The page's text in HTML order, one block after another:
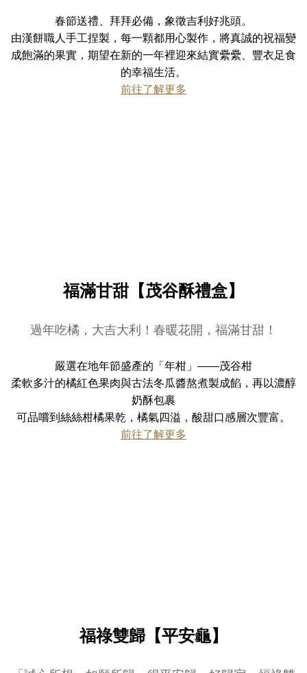
春節送禮、拜拜必備，象徵吉利好兆頭。
由漢餅職人手工捏製，每一顆都用心製作，將真誠的祝福變
成飽滿的果實，期望在新的一年裡迎來結實纍纍、豐衣足食
的幸福生活。
前往了解更多
福滿甘甜【茂谷酥禮盒】
過年吃橘，大吉大利！春暖花開，福滿甘甜！
嚴選在地年節盛產的「年柑」——茂谷柑
柔軟多汁的橘紅色果肉與古法冬瓜醬熬煮製成餡，再以濃醇
奶酥包裹
可品嚐到絲絲柑橘果乾，橘氣四溢，酸甜口感層次豐富。
前往了解更多
福祿雙歸【平安龜】